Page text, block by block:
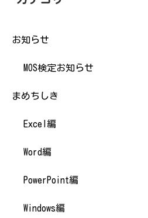
お知らせ
MOS検定お知らせ
まめちしき
Excel編
Word編
PowerPoint編
Windows編